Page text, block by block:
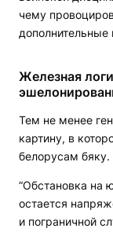
чему
Железная
Тем не менее
картину, в
белорусам бяку.
“Обстановка на
остается
и пограничной